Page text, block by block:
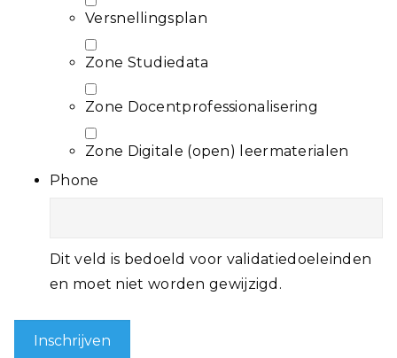
Versnellingsplan
Zone Studiedata
Zone Docentprofessionalisering
Zone Digitale (open) leermaterialen
Phone
Dit veld is bedoeld voor validatiedoeleinden
en moet niet worden gewijzigd.